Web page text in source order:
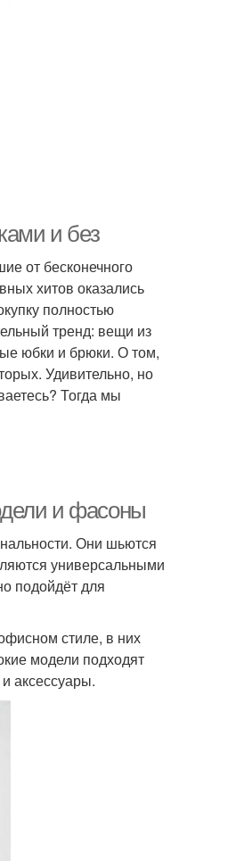
и без
от бесконечного
хитов оказались
полностью
тренд: вещи из
юбки и брюки. О том,
Удивительно, но
Тогда мы
и фасоны
Они шьются
универсальными
подойдёт для
стиле, в них
модели подходят
аксессуары.